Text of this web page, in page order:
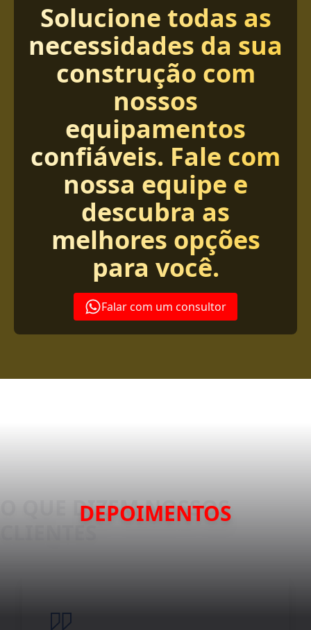
Solucione todas as
necessidades da sua
construção com
nossos
equipamentos
confiáveis. Fale com
nossa equipe e
descubra as
melhores opções
para você.
Falar com um consultor
DEPOIMENTOS